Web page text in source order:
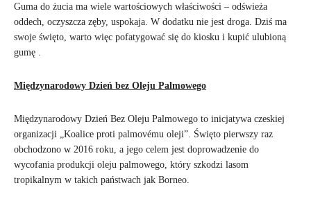
Guma do żucia ma wiele wartościowych właściwości – odświeża
oddech, oczyszcza zęby, uspokaja. W dodatku nie jest droga. Dziś ma
swoje święto, warto więc pofatygować się do kiosku i kupić ulubioną
gumę .
Międzynarodowy Dzień bez Oleju Palmowego
Międzynarodowy Dzień Bez Oleju Palmowego to inicjatywa czeskiej
organizacji „Koalice proti palmovému oleji”. Święto pierwszy raz
obchodzono w 2016 roku, a jego celem jest doprowadzenie do
wycofania produkcji oleju palmowego, który szkodzi lasom
tropikalnym w takich państwach jak Borneo.